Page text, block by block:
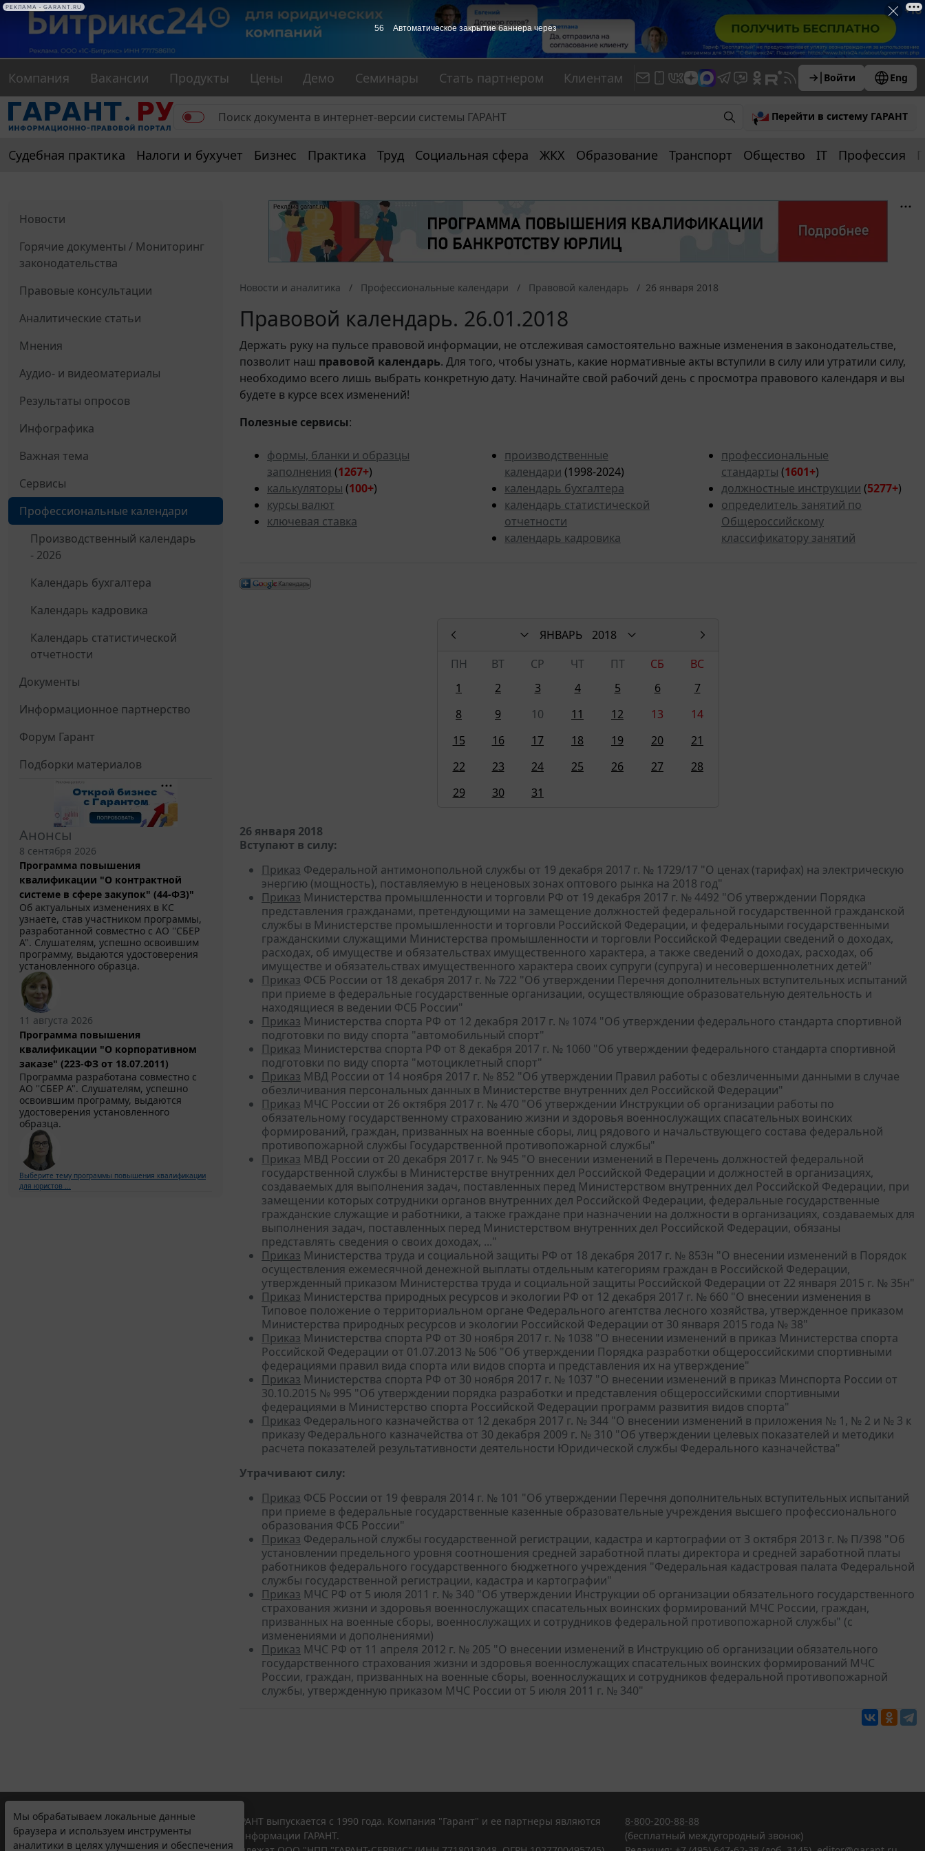
Компания Вакансии Продукты Цены Демо Семинары Стать партнером Клиентам Войти Eng
Перейти в систему ГАРАНТ
Судебная практика Налоги и бухучет Бизнес Практика Труд Социальная сфера ЖКХ Образование Транспорт Общество IT Профессия
Новости
Горячие документы / Мониторинг
законодательства
Правовые консультации
Аналитические статьи
Мнения
Аудио- и видеоматериалы
Результаты опросов
Инфографика
Важная тема
Сервисы
Профессиональные календари
Производственный календарь
- 2026
Календарь бухгалтера
Календарь кадровика
Календарь статистической
отчетности
Документы
Информационное партнерство
Форум Гарант
Подборки материалов
Анонсы
8 сентября 2026
Программа повышения
квалификации "О контрактной
системе в сфере закупок" (44-ФЗ)"
Об актуальных изменениях в КС
узнаете, став участником программы,
разработанной совместно с АО ''СБЕР
А". Слушателям, успешно освоившим
программу, выдаются удостоверения
установленного образца.
11 августа 2026
Программа повышения
квалификации "О корпоративном
заказе" (223-ФЗ от 18.07.2011)
Программа разработана совместно с
АО ''СБЕР А". Слушателям, успешно
освоившим программу, выдаются
удостоверения установленного
образца.
Выберите тему программы повышения квалификации
для юристов ...
Новости и аналитика Профессиональные календари Правовой календарь 26 января 2018
Правовой календарь. 26.01.2018
Держать руку на пульсе правовой информации, не отслеживая самостоятельно важные изменения в законодательстве,
позволит наш правовой календарь. Для того, чтобы узнать, какие нормативные акты вступили в силу или утратили силу,
необходимо всего лишь выбрать конкретную дату. Начинайте свой рабочий день с просмотра правового календаря и вы
будете в курсе всех изменений!
Полезные сервисы:
формы, бланки и образцы
заполнения (1267+)
калькуляторы (100+)
курсы валют
ключевая ставка
производственные
календари (1998-2024)
календарь бухгалтера
календарь статистической
отчетности
календарь кадровика
профессиональные
стандарты (1601+)
должностные инструкции (5277+)
определитель занятий по
Общероссийскому
классификатору занятий
ЯНВАРЬ
2018
ПН
ВТ СР ЧТ ПТ СБ
ВС
1
2 3 4 5 6
7
8
9 10 11 12 13
14
15
16 17 18 19 20
21
22
23 24 25 26 27
28
29
30 31
26 января 2018
Вступают в силу:
Приказ Федеральной антимонопольной службы от 19 декабря 2017 г. № 1729/17 "О ценах (тарифах) на электрическую
энергию (мощность), поставляемую в неценовых зонах оптового рынка на 2018 год"
Приказ Министерства промышленности и торговли РФ от 19 декабря 2017 г. № 4492 "Об утверждении Порядка
представления гражданами, претендующими на замещение должностей федеральной государственной гражданской
службы в Министерстве промышленности и торговли Российской Федерации, и федеральными государственными
гражданскими служащими Министерства промышленности и торговли Российской Федерации сведений о доходах,
расходах, об имуществе и обязательствах имущественного характера, а также сведений о доходах, расходах, об
имуществе и обязательствах имущественного характера своих супруги (супруга) и несовершеннолетних детей"
Приказ ФСБ России от 18 декабря 2017 г. № 722 "Об утверждении Перечня дополнительных вступительных испытаний
при приеме в федеральные государственные организации, осуществляющие образовательную деятельность и
находящиеся в ведении ФСБ России"
Приказ Министерства спорта РФ от 12 декабря 2017 г. № 1074 "Об утверждении федерального стандарта спортивной
подготовки по виду спорта "автомобильный спорт"
Приказ Министерства спорта РФ от 8 декабря 2017 г. № 1060 "Об утверждении федерального стандарта спортивной
подготовки по виду спорта "мотоциклетный спорт"
Приказ МВД России от 14 ноября 2017 г. № 852 "Об утверждении Правил работы с обезличенными данными в случае
обезличивания персональных данных в Министерстве внутренних дел Российской Федерации"
Приказ МЧС России от 26 октября 2017 г. № 470 "Об утверждении Инструкции об организации работы по
обязательному государственному страхованию жизни и здоровья военнослужащих спасательных воинских
формирований, граждан, призванных на военные сборы, лиц рядового и начальствующего состава федеральной
противопожарной службы Государственной противопожарной службы"
Приказ МВД России от 20 декабря 2017 г. № 945 "О внесении изменений в Перечень должностей федеральной
государственной службы в Министерстве внутренних дел Российской Федерации и должностей в организациях,
создаваемых для выполнения задач, поставленных перед Министерством внутренних дел Российской Федерации, при
замещении которых сотрудники органов внутренних дел Российской Федерации, федеральные государственные
гражданские служащие и работники, а также граждане при назначении на должности в организациях, создаваемых для
выполнения задач, поставленных перед Министерством внутренних дел Российской Федерации, обязаны
представлять сведения о своих доходах, ..."
Приказ Министерства труда и социальной защиты РФ от 18 декабря 2017 г. № 853н "О внесении изменений в Порядок
осуществления ежемесячной денежной выплаты отдельным категориям граждан в Российской Федерации,
утвержденный приказом Министерства труда и социальной защиты Российской Федерации от 22 января 2015 г. № 35н"
Приказ Министерства природных ресурсов и экологии РФ от 12 декабря 2017 г. № 660 "О внесении изменения в
Типовое положение о территориальном органе Федерального агентства лесного хозяйства, утвержденное приказом
Министерства природных ресурсов и экологии Российской Федерации от 30 января 2015 года № 38"
Приказ Министерства спорта РФ от 30 ноября 2017 г. № 1038 "О внесении изменений в приказ Министерства спорта
Российской Федерации от 01.07.2013 № 506 "Об утверждении Порядка разработки общероссийскими спортивными
федерациями правил вида спорта или видов спорта и представления их на утверждение"
Приказ Министерства спорта РФ от 30 ноября 2017 г. № 1037 "О внесении изменений в приказ Минспорта России от
30.10.2015 № 995 "Об утверждении порядка разработки и представления общероссийскими спортивными
федерациями в Министерство спорта Российской Федерации программ развития видов спорта"
Приказ Федерального казначейства от 12 декабря 2017 г. № 344 "О внесении изменений в приложения № 1, № 2 и № 3 к
приказу Федерального казначейства от 30 декабря 2009 г. № 310 "Об утверждении целевых показателей и методики
расчета показателей результативности деятельности Юридической службы Федерального казначейства"
Утрачивают силу:
Приказ ФСБ России от 19 февраля 2014 г. № 101 "Об утверждении Перечня дополнительных вступительных испытаний
при приеме в федеральные государственные казенные образовательные учреждения высшего профессионального
образования ФСБ России"
Приказ Федеральной службы государственной регистрации, кадастра и картографии от 3 октября 2013 г. № П/398 "Об
установлении предельного уровня соотношения средней заработной платы директора и средней заработной платы
работников федерального государственного бюджетного учреждения "Федеральная кадастровая палата Федеральной
службы государственной регистрации, кадастра и картографии"
Приказ МЧС РФ от 5 июля 2011 г. № 340 "Об утверждении Инструкции об организации обязательного государственного
страхования жизни и здоровья военнослужащих спасательных воинских формирований МЧС России, граждан,
призванных на военные сборы, военнослужащих и сотрудников федеральной противопожарной службы" (с
изменениями и дополнениями)
Приказ МЧС РФ от 11 апреля 2012 г. № 205 "О внесении изменений в Инструкцию об организации обязательного
государственного страхования жизни и здоровья военнослужащих спасательных воинских формирований МЧС
России, граждан, призванных на военные сборы, военнослужащих и сотрудников федеральной противопожарной
службы, утвержденную приказом МЧС России от 5 июля 2011 г. № 340"
Мы обрабатываем локальные данные
браузера и используем инструменты
аналитики в целях улучшения и обеспечения
© ООО "НПП "ГАРАНТ-СЕРВИС", 2026. Система ГАРАНТ выпускается с 1990 года. Компания "Гарант" и ее партнеры являются
участниками Российской ассоциации правовой информации ГАРАНТ.
8-800-200-88-88
(бесплатный междугородный звонок)
55 Автоматическое закрытие баннера через
РЕКЛАМА • GARANT.RU